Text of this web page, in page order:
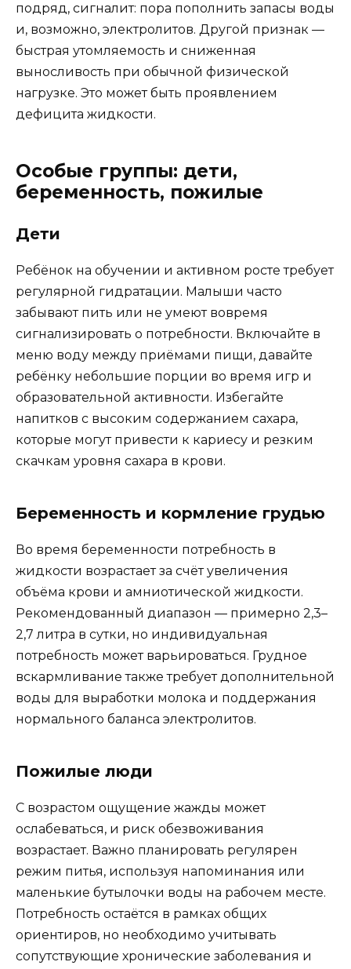
подряд, сигналит: пора пополнить запасы воды
и, возможно, электролитов. Другой признак —
быстрая утомляемость и сниженная
выносливость при обычной физической
нагрузке. Это может быть проявлением
дефицита жидкости.
Особые группы: дети,
беременность, пожилые
Дети
Ребёнок на обучении и активном росте требует
регулярной гидратации. Малыши часто
забывают пить или не умеют вовремя
сигнализировать о потребности. Включайте в
меню воду между приёмами пищи, давайте
ребёнку небольшие порции во время игр и
образовательной активности. Избегайте
напитков с высоким содержанием сахара,
которые могут привести к кариесу и резким
скачкам уровня сахара в крови.
Беременность и кормление грудью
Во время беременности потребность в
жидкости возрастает за счёт увеличения
объёма крови и амниотической жидкости.
Рекомендованный диапазон — примерно 2,3–
2,7 литра в сутки, но индивидуальная
потребность может варьироваться. Грудное
вскармливание также требует дополнительной
воды для выработки молока и поддержания
нормального баланса электролитов.
Пожилые люди
С возрастом ощущение жажды может
ослабеваться, и риск обезвоживания
возрастает. Важно планировать регулярен
режим питья, используя напоминания или
маленькие бутылочки воды на рабочем месте.
Потребность остаётся в рамках общих
ориентиров, но необходимо учитывать
сопутствующие хронические заболевания и